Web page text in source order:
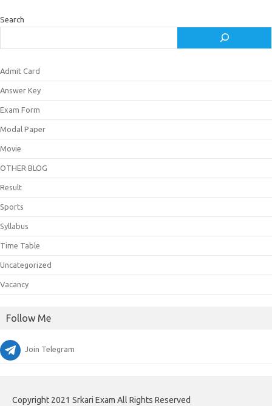
Search
Admit Card
Answer Key
Exam Form
Modal Paper
Movie
OTHER BLOG
Result
Sports
Syllabus
Time Table
Uncategorized
Vacancy
Follow Me
Join Telegram
Copyright 2021 Srkari Exam All Rights Reserved